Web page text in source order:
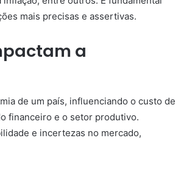
mais precisas e assertivas.
a
de um país, influenciando o custo de
financeiro e o setor produtivo.
e incertezas no mercado,